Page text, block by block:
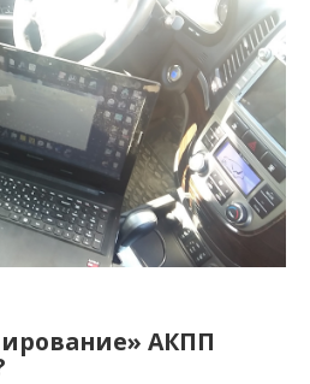
АКПП